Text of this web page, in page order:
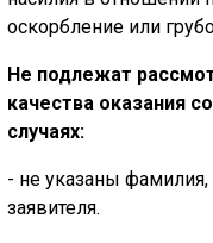
оскорбление или
Не подлежат
качества оказания
случаях:
- не указаны фамилия,
заявителя.